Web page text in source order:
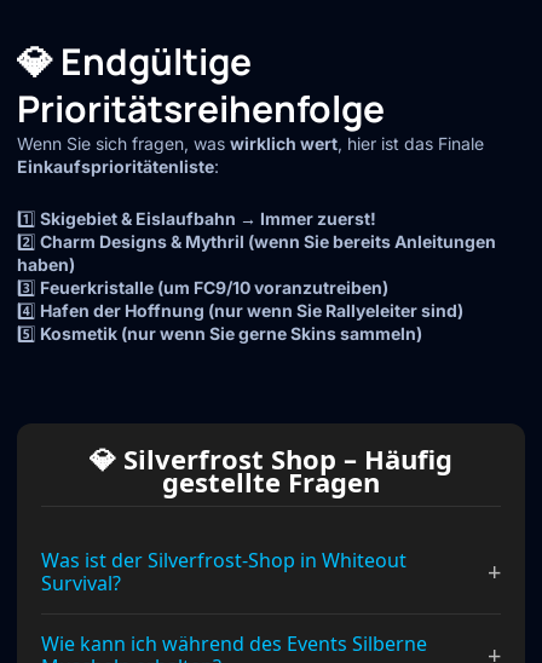
💎 Endgültige
Prioritätsreihenfolge
Wenn Sie sich fragen, was wirklich wert, hier ist das Finale
Einkaufsprioritätenliste:
1️⃣ Skigebiet & Eislaufbahn → Immer zuerst!
2️⃣ Charm Designs & Mythril (wenn Sie bereits Anleitungen
haben)
3️⃣ Feuerkristalle (um FC9/10 voranzutreiben)
4️⃣ Hafen der Hoffnung (nur wenn Sie Rallyeleiter sind)
5️⃣ Kosmetik (nur wenn Sie gerne Skins sammeln)
💎 Silverfrost Shop – Häufig
gestellte Fragen
Was ist der Silverfrost-Shop in Whiteout
Survival?
+
Wie kann ich während des Events Silberne
+